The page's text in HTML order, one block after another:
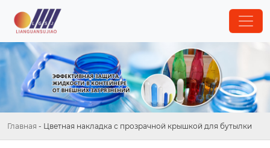
Главная - Цветная накладка с прозрачной крышкой для бутылки